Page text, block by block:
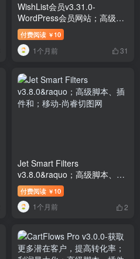
WishList会员v3.31.0-
WordPress会员网站；高级脚
本、插件和；移动
付费阅读 ￥ 10
1个月前 31
Jet Smart Filters
v3.8.0&raquo；高级脚本、插
件和；移动
付费阅读 ￥ 10
1个月前 2